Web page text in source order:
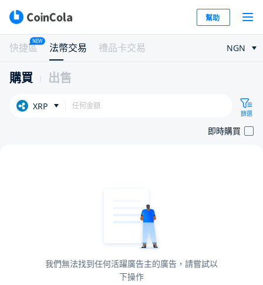
幫助
快捷區
NEW
法幣交易 禮品卡交易 NGN
購買 出售
XRP
篩選
即時購買
我們無法找到任何活躍廣告主的廣告，請嘗試以
下操作